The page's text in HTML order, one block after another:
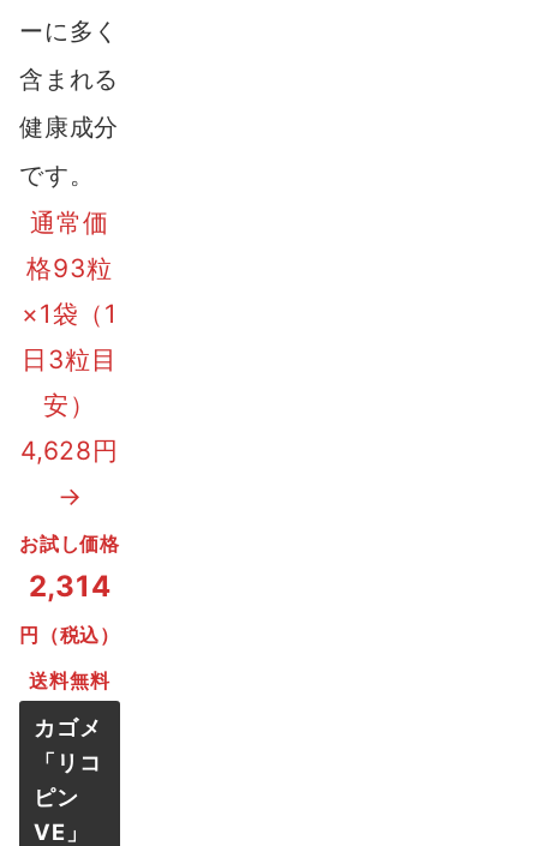
ーに多く
含まれる
健康成分
です。
通常価
格93粒
×1袋（1
日3粒目
安）
4,628円
→
お試し価格
2,314
円（税込）
送料無料
カゴメ
「 リコ
ピン
VE 」